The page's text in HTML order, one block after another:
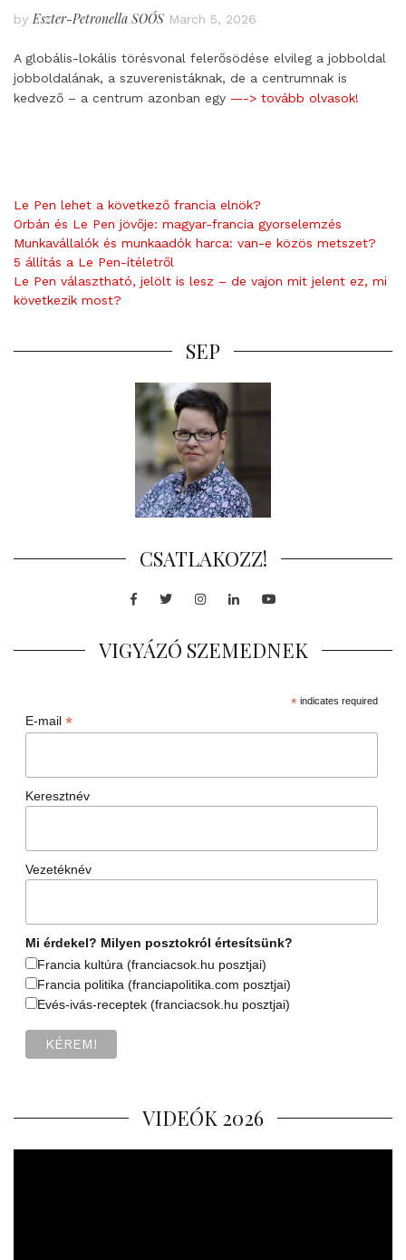
by Eszter-Petronella SOÓS March 5, 2026
A globális-lokális törésvonal felerősödése elvileg a jobboldal
jobboldalának, a szuverenistáknak, de a centrumnak is
kedvező – a centrum azonban egy —-> tovább olvasok!
Le Pen lehet a következő francia elnök?
Orbán és Le Pen jövője: magyar-francia gyorselemzés
Munkavállalók és munkaadók harca: van-e közös metszet?
5 állítás a Le Pen-ítéletről
Le Pen választható, jelölt is lesz – de vajon mit jelent ez, mi
következik most?
SEP
CSATLAKOZZ!
Facebook
TwitterInstagram
LinkedInYoutube
VIGYÁZÓ SZEMEDNEK
*indicates required
E-mail *
Keresztnév
Vezetéknév
Mi érdekel? Milyen posztokról értesítsünk?
Francia kultúra (franciacsok.hu posztjai)
Francia politika (franciapolitika.com posztjai)
Evés-ivás-receptek (franciacsok.hu posztjai)
VIDEÓK 2026